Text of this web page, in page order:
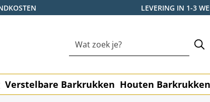
LEVERING IN 1-3
Verstelbare Barkrukken Houten Barkrukken